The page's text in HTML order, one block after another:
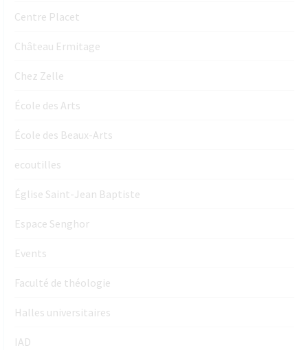
Centre Placet
Château Ermitage
Chez Zelle
École des Arts
École des Beaux-Arts
ecoutilles
Église Saint-Jean Baptiste
Espace Senghor
Events
Faculté de théologie
Halles universitaires
IAD